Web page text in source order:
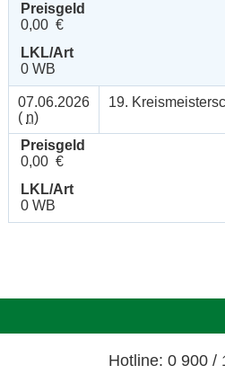
Preisgeld
0,00 €
LKL/Art
0 WB
07.06.2026
( n)
19.
Preisgeld
0,00 €
LKL/Art
0 WB
Hotline: 0 900 /